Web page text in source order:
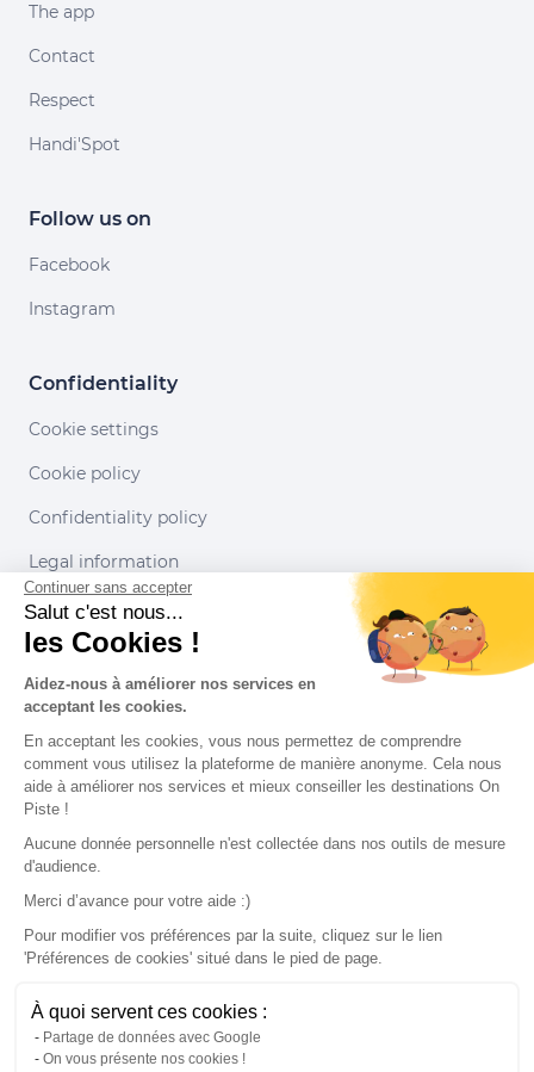
The app
Contact
Respect
Handi'Spot
Follow us on
Facebook
Instagram
Confidentiality
Cookie settings
Cookie policy
Confidentiality policy
Legal information
Conditions of use
Our partners
v. 1.45.0
Continuer sans accepter
Salut c'est nous...
les Cookies !
Aidez-nous à améliorer nos services en
acceptant les cookies.
En acceptant les cookies, vous nous permettez de comprendre
comment vous utilisez la plateforme de manière anonyme. Cela nous
aide à améliorer nos services et mieux conseiller les destinations On
Piste !
Aucune donnée personnelle n'est collectée dans nos outils de mesure
d'audience.
Merci d’avance pour votre aide :)
Pour modifier vos préférences par la suite, cliquez sur le lien
'Préférences de cookies' situé dans le pied de page.
À quoi servent ces cookies :
Partage de données avec Google
On vous présente nos cookies !